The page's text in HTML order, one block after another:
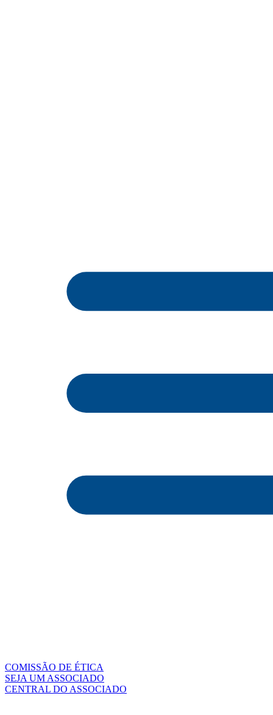
COMISSÃO DE ÉTICA
SEJA UM ASSOCIADO
CENTRAL DO ASSOCIADO